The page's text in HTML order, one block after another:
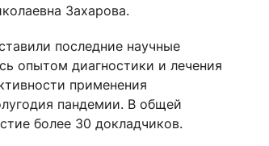
Захарова.
последние научные
опытом диагностики и лечения
применения
пандемии. В общей
более 30 докладчиков.